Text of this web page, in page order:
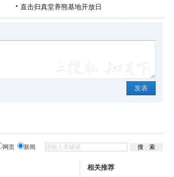
直击归真堂养熊基地开放日
网页 新闻
相关推荐